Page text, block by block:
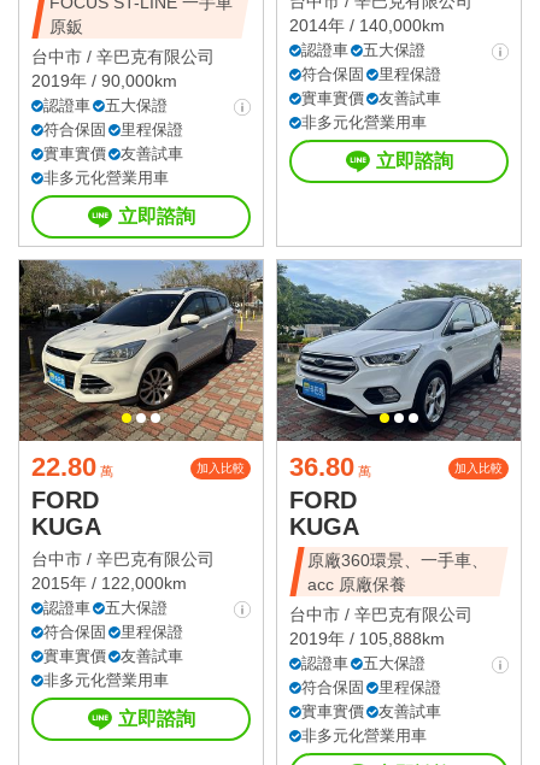
原鈑
台中市 / 辛巴克有限公司
2019年 / 90,000km
認證車
五大保證
符合保固
里程保證
實車實價
友善試車
非多元化營業用車
立即諮詢
2014年 / 140,000km
認證車
五大保證
符合保固
里程保證
實車實價
友善試車
非多元化營業用車
立即諮詢
22.80 萬 加入比較
FORD
KUGA
台中市 / 辛巴克有限公司
2015年 / 122,000km
認證車
五大保證
符合保固
里程保證
實車實價
友善試車
非多元化營業用車
立即諮詢
36.80 萬 加入比較
FORD
KUGA
原廠360環景、一手車、
acc 原廠保養
台中市 / 辛巴克有限公司
2019年 / 105,888km
認證車
五大保證
符合保固
里程保證
實車實價
友善試車
非多元化營業用車